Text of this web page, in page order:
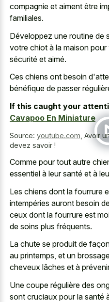
compagnie et aiment être
familiales.
Développez une routine de
votre chiot à la maison
sécurité et aimé.
Ces chiens ont besoin
bénéfique de passer
If this caught your
Cavapoo En Miniature
Source: youtube.com Avoir
devez savoir !
Comme pour tout autre
essentiel à leur santé et à
Les chiens dont la fourrure
intempéries auront besoin
ceux dont la fourrure est
de soins plus fréquents.
La chute se produit de
au printemps, et un
cheveux lâches et à
Une coupe régulière des
sont cruciaux pour la santé